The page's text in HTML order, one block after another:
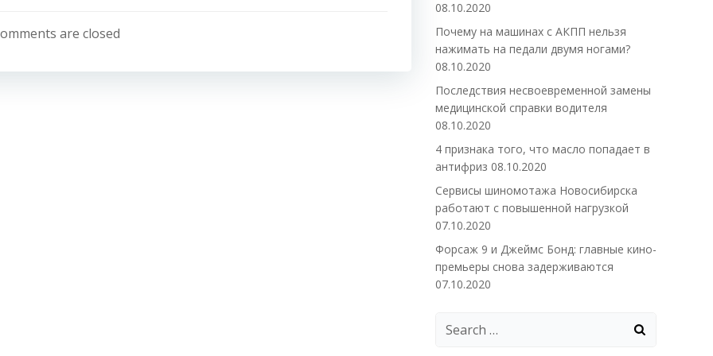
are closed
08.10.2020
Почему на машинах с АКПП нельзя
нажимать на педали двумя ногами?
08.10.2020
Последствия несвоевременной замены
медицинской справки водителя
08.10.2020
4 признака того, что масло попадает в
антифриз 08.10.2020
Сервисы шиномотажа Новосибирска
работают с повышенной нагрузкой
07.10.2020
Форсаж 9 и Джеймс Бонд: главные кино-
премьеры снова задерживаются
07.10.2020
Search